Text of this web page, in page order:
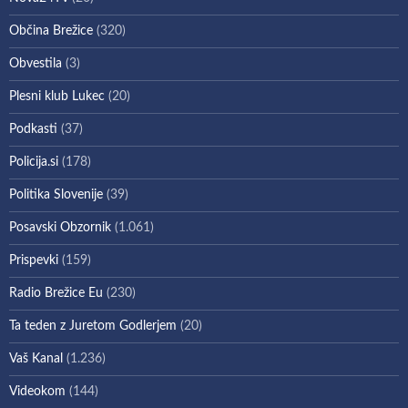
Občina Brežice (320)
Obvestila (3)
Plesni klub Lukec (20)
Podkasti (37)
Policija.si (178)
Politika Slovenije (39)
Posavski Obzornik (1.061)
Prispevki (159)
Radio Brežice Eu (230)
Ta teden z Juretom Godlerjem (20)
Vaš Kanal (1.236)
Videokom (144)